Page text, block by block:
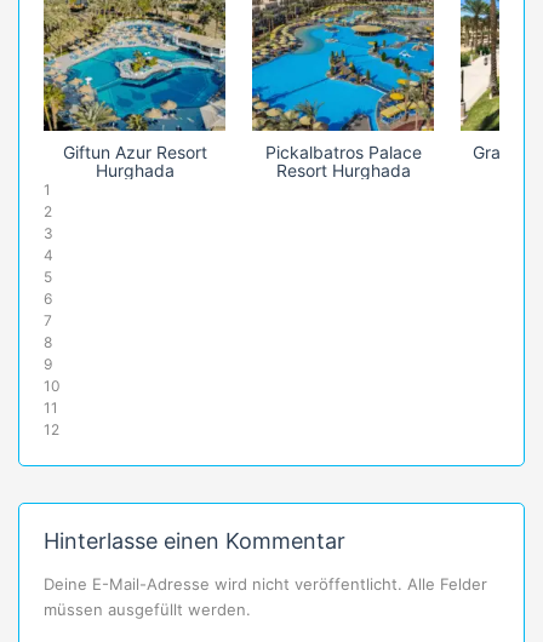
Giftun Azur Resort
Hurghada
Pickalbatros Palace
Resort Hurghada
Grand
1
2
3
4
5
6
7
8
9
10
11
12
Hinterlasse einen Kommentar
Deine E-Mail-Adresse wird nicht veröffentlicht. Alle Felder
müssen ausgefüllt werden.